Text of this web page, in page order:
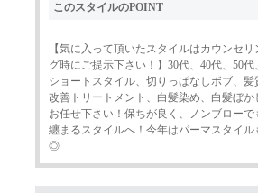
このスタイルのPOINT
【気に入って頂いたスタイルはカウンセリ
グ時にご提示下さい！】30代、40代、50代、
ショートスタイル、切りっぱなしボブ、髪
改善トリートメント、白髪染め、白髪ぼか
お任せ下さい！保ちが良く、ノンブローで
纏まるスタイルへ！今年はパーマスタイル
◎